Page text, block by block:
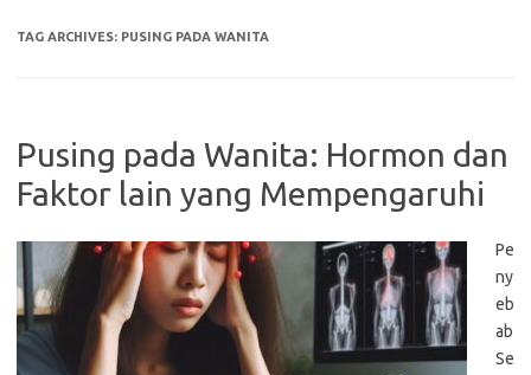
TAG ARCHIVES: PUSING PADA WANITA
Pusing pada Wanita: Hormon dan
Faktor lain yang Mempengaruhi
Pe
ny
eb
ab
Se